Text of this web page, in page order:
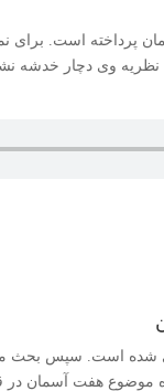
پرداخته است. برای
نظریه وی دچار
شده است. سپس بحث
موضوع هفت آسمان